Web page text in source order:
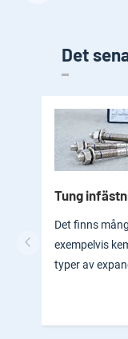
Det
Tung
Det finns
exempelvis
typer av